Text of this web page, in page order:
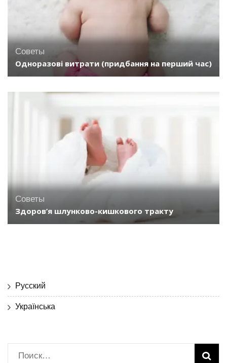
Советы
Одноразові витрати (придбання на перший час)
Советы
Здоров’я шлунково-кишкового тракту
Русский
Українська
Найти: